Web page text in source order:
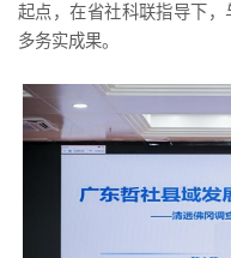
起点，在省社科联指导下
多务实成果。